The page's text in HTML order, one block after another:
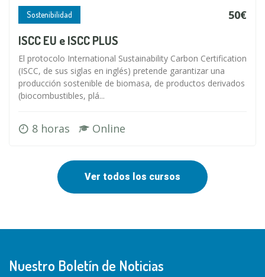
Sostenibilidad 50€
ISCC EU e ISCC PLUS
El protocolo International Sustainability Carbon Certification
(ISCC, de sus siglas en inglés) pretende garantizar una
producción sostenible de biomasa, de productos derivados
(biocombustibles, plá...
8 horas Online
Ver todos los cursos
Nuestro Boletín de Noticias